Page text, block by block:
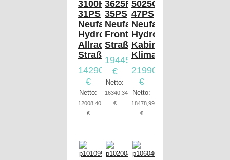
3100H
31PS
Neufahrzeug,
Hydrostat,
Allrad,
Straßenzulassung
14290,00
€
Netto:
12008,40
€
3625R
35PS
Neufahrzeug,
Frontlader,
Straßenzulassung
19445,00
€
Netto:
16340,34
€
5025CH
47PS
Neufahrzeug,
Hydrostat,
Kabine,
Klimaanlage
21990,00
€
Netto:
18478,99
€